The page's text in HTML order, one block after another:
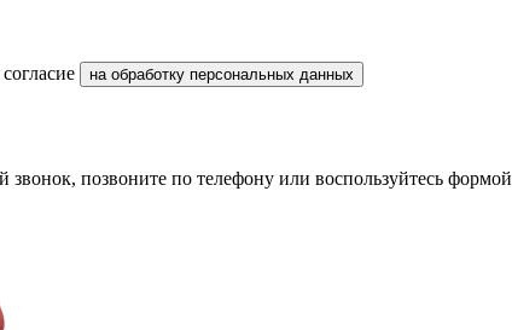
на обработку персональных данных
звонок, позвоните по телефону или воспользуйтесь формой